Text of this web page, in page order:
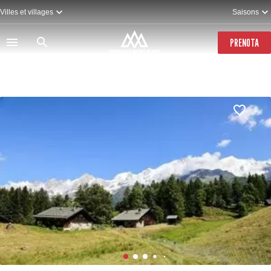
Salta
al
contenuto
principale
Villes et villages Saisons
PRENOTA